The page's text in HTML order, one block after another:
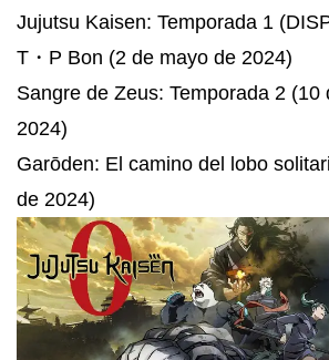
Jujutsu Kaisen: Temporada 1
T・P Bon (2 de mayo de 2024)
Sangre de Zeus: Temporada 2 (10
2024)
Garōden: El camino del lobo
de 2024)